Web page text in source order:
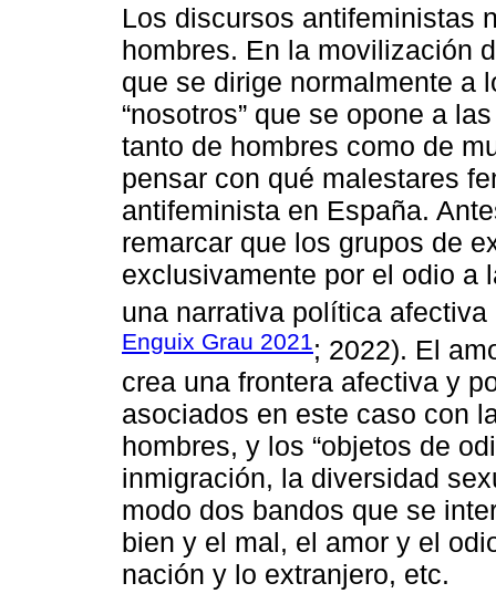
Los discursos antifeministas
hombres. En la movilización
que se dirige normalmente a
“nosotros” que se opone a
tanto de hombres como de
pensar con qué malestares
antifeminista en España.
remarcar que los grupos de
exclusivamente por el odio a
una narrativa política
Enguix Grau 2021; 2022). El
crea una frontera afectiva y
asociados en este caso con
hombres, y los “objetos de
inmigración, la diversidad
modo dos bandos que se
bien y el mal, el amor y el
nación y lo extranjero, etc.